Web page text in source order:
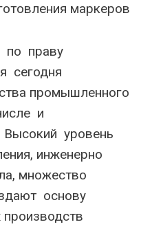
маркеров
по праву
сегодня
промышленного
и
Высокий уровень
инженерно
множество
основу